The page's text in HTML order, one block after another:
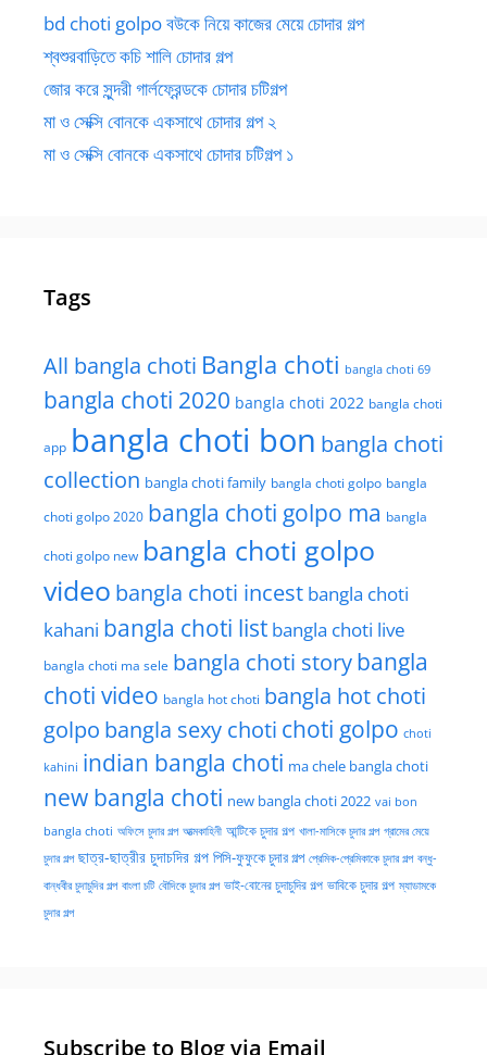
bd choti golpo বউকে নিয়ে কাজের মেয়ে চোদার গল্প
শ্বশুরবাড়িতে কচি শালি চোদার গল্প
জোর করে সুন্দরী গার্লফ্রেন্ডকে চোদার চটিগল্প
মা ও সেক্সি বোনকে একসাথে চোদার গল্প ২
মা ও সেক্সি বোনকে একসাথে চোদার চটিগল্প ১
Tags
All bangla choti Bangla choti bangla choti 69
bangla choti 2020 bangla choti 2022 bangla choti
app bangla choti bon bangla choti
collection bangla choti family bangla choti golpo bangla
choti golpo 2020 bangla choti golpo ma bangla
choti golpo new bangla choti golpo
video bangla choti incest bangla choti
kahani bangla choti list bangla choti live
bangla choti ma sele bangla choti storybangla
choti video bangla hot choti bangla hot choti
golpo bangla sexy choti choti golpo choti
kahini indian bangla choti ma chele bangla choti
new bangla choti new bangla choti 2022 vai bon
bangla choti অফিসে চুদার গল্প আত্মকাহিনী আন্টিকে চুদার গল্প খালা-মাসিকে চুদার গল্প গ্রামের মেয়ে
চুদার গল্প ছাত্র-ছাত্রীর চুদাচদির গল্প পিসি-ফুফুকে চুদার গল্প প্রেমিক-প্রেমিকাকে চুদার গল্প বন্ধু-
বান্ধবীর চুদাচুদির গল্প বাংলা চটি বৌদিকে চুদার গল্প ভাই-বোনের চুদাচুদির গল্প ভাবিকে চুদার গল্প ম্যাডামকে
চুদার গল্প
Subscribe to Blog via Email